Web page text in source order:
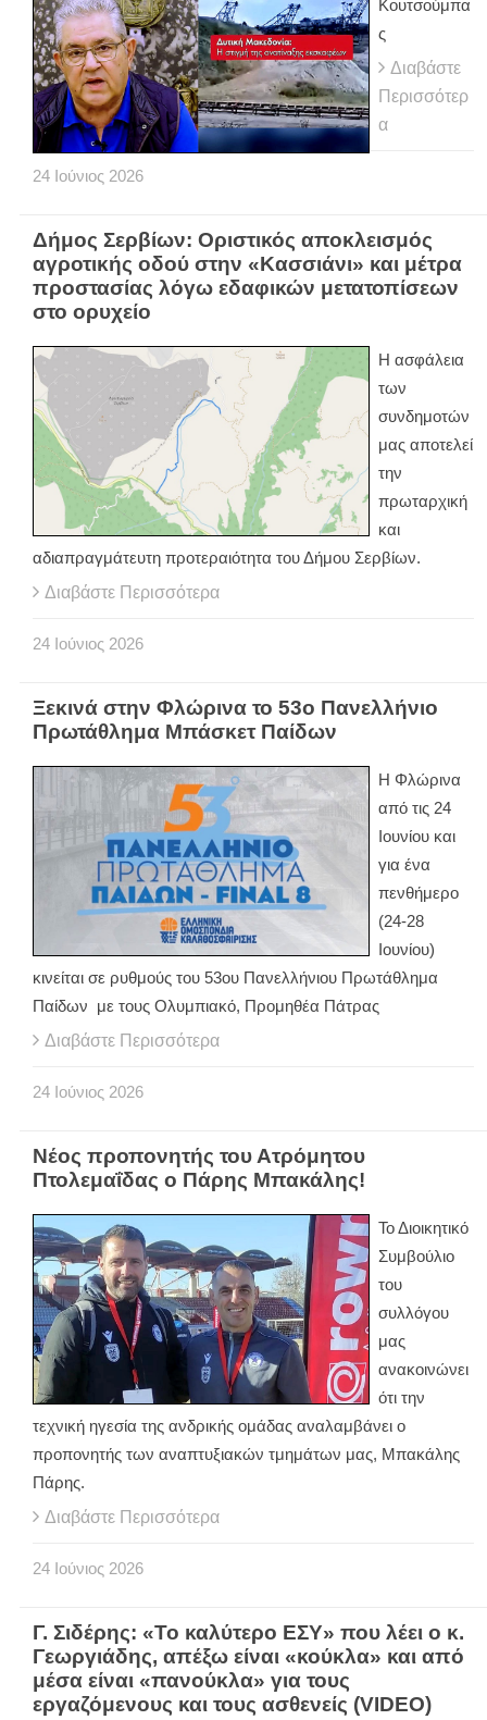
Κουτσούμπα
ς
Διαβάστε
Περισσότερ
α
24 Ιούνιος 2026
Δήμος Σερβίων: Οριστικός αποκλεισμός
αγροτικής οδού στην «Κασσιάνι» και μέτρα
προστασίας λόγω εδαφικών μετατοπίσεων
στο ορυχείο
Η ασφάλεια
των
συνδημοτών
μας αποτελεί
την
πρωταρχική
και
αδιαπραγμάτευτη προτεραιότητα του Δήμου Σερβίων.
Διαβάστε Περισσότερα
24 Ιούνιος 2026
Ξεκινά στην Φλώρινα το 53ο Πανελλήνιο
Πρωτάθλημα Μπάσκετ Παίδων
Η Φλώρινα
από τις 24
Ιουνίου και
για ένα
πενθήμερο
(24-28
Ιουνίου)
κινείται σε ρυθμούς του 53ου Πανελλήνιου Πρωτάθλημα
Παίδων με τους Ολυμπιακό, Προμηθέα Πάτρας
Διαβάστε Περισσότερα
24 Ιούνιος 2026
Νέος προπονητής του Ατρόμητου
Πτολεμαΐδας ο Πάρης Μπακάλης!
Το Διοικητικό
Συμβούλιο
του
συλλόγου
μας
ανακοινώνει
ότι την
τεχνική ηγεσία της ανδρικής ομάδας αναλαμβάνει ο
προπονητής των αναπτυξιακών τμημάτων μας, Μπακάλης
Πάρης.
Διαβάστε Περισσότερα
24 Ιούνιος 2026
Γ. Σιδέρης: «Το καλύτερο ΕΣΥ» που λέει ο κ.
Γεωργιάδης, απέξω είναι «κούκλα» και από
μέσα είναι «πανούκλα» για τους
εργαζόμενους και τους ασθενείς (VIDEO)